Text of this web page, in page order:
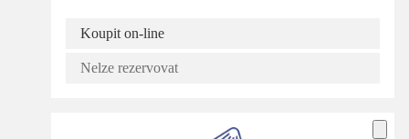
Koupit on-line
Nelze rezervovat